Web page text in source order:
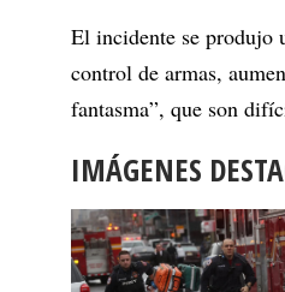
El incidente se produjo
control de armas,
fantasma”, que son
IMÁGENES